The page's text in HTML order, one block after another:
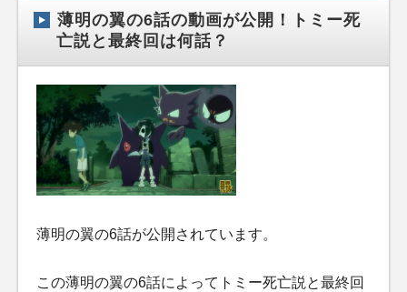
薄明の翼の6話の動画が公開！トミー死
亡説と最終回は何話？
薄明の翼の6話が公開されています。
この薄明の翼の6話によってトミー死亡説と最終回